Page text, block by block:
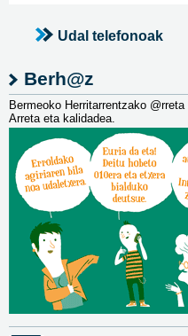
Udal telefonoak
Berh@z
Bermeoko Herritarrentzako @rreta
Arreta eta kalidadea.